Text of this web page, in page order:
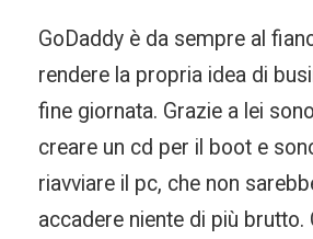
GoDaddy è da sempre al
rendere la propria idea di
fine giornata. Grazie a lei
creare un cd per il boot e
riavviare il pc, che non
accadere niente di più brutto.